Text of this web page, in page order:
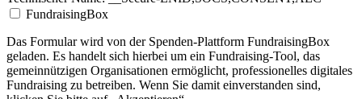
FundraisingBox
Das Formular wird von der Spenden-Plattform FundraisingBox
geladen. Es handelt sich hierbei um ein Fundraising-Tool, das
gemeinnützigen Organisationen ermöglicht, professionelles digitales
Fundraising zu betreiben. Wenn Sie damit einverstanden sind,